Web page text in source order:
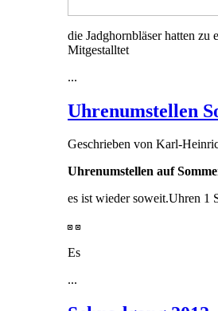
die Jadghornbläser hatten zu
Mitgestalltet
...
Uhrenumstellen
Geschrieben von Karl-
Uhrenumstellen auf
es ist wieder soweit.Uhren 1
Es
...